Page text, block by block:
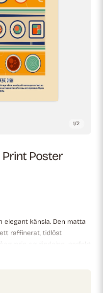
1/2
Print Poster
elegant känsla. Den matta
raffinerat, tidlöst
användning, perfekt
displayer.